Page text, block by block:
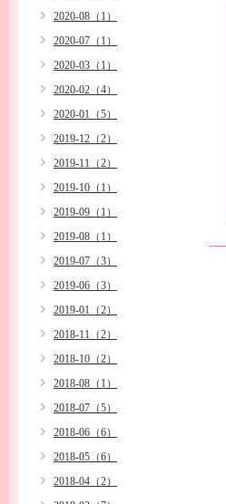
2020-08（1）
2020-07（1）
2020-03（1）
2020-02（4）
2020-01（5）
2019-12（2）
2019-11（2）
2019-10（1）
2019-09（1）
2019-08（1）
2019-07（3）
2019-06（3）
2019-01（2）
2018-11（2）
2018-10（2）
2018-08（1）
2018-07（5）
2018-06（6）
2018-05（6）
2018-04（2）